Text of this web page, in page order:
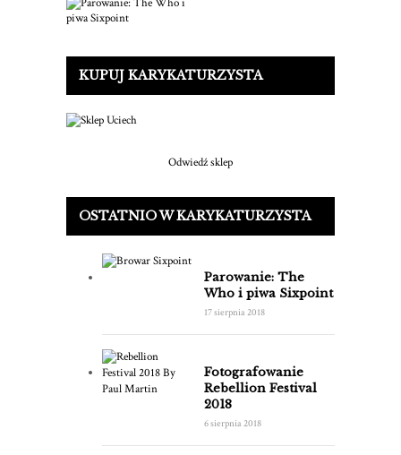
KUPUJ KARYKATURZYSTA
Odwiedź sklep
OSTATNIO W KARYKATURZYSTA
Parowanie: The
Who i piwa Sixpoint
17 sierpnia 2018
Fotografowanie
Rebellion Festival
2018
6 sierpnia 2018